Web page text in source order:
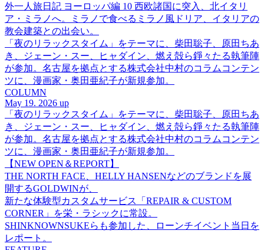
外一人旅日記 ヨーロッパ編 10 西欧諸国に突入、北イタリ
ア・ミラノへ。ミラノで食べるミラノ風ドリア、イタリアの
教会建築との出会い。
「夜のリラックスタイム」をテーマに、柴田聡子、原田ちあ
き、ジェーン・スー、ヒャダイン、燃え殻ら錚々たる執筆陣
が参加。名古屋を拠点とする株式会社中村のコラムコンテン
ツに、漫画家・奥田亜紀子が新規参加。
COLUMN
May 19. 2026 up
「夜のリラックスタイム」をテーマに、柴田聡子、原田ちあ
き、ジェーン・スー、ヒャダイン、燃え殻ら錚々たる執筆陣
が参加。名古屋を拠点とする株式会社中村のコラムコンテン
ツに、漫画家・奥田亜紀子が新規参加。
【NEW OPEN＆REPORT】
THE NORTH FACE、HELLY HANSENなどのブランドを展
開するGOLDWINが、
新たな体験型カスタムサービス「REPAIR & CUSTOM
CORNER」を栄・ラシックに常設。
SHINKNOWNSUKEらも参加した、ローンチイベント当日を
レポート。